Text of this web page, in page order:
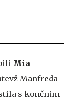
Mia
Manfreda
s končnim